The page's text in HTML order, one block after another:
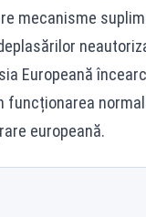
mecanisme
Europeană
europeană.